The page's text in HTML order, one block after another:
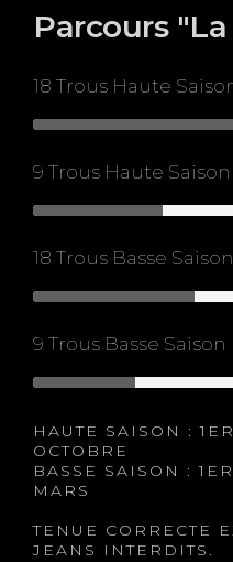
Parcours
18 Trous Haute
9 Trous Haute Saison
18 Trous Basse Saison
9 Trous Basse Saison
HAUTE SAISON :
OCTOBRE
BASSE SAISON :
MARS
TENUE CORRECTE
JEANS INTERDITS.